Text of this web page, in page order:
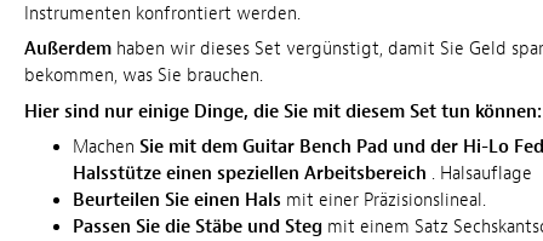
Instrumenten konfrontiert werden.
Außerdem haben wir dieses Set vergünstigt, damit Sie Geld
bekommen, was Sie brauchen.
Hier sind nur einige Dinge, die Sie mit diesem Set tun können:
Machen Sie mit dem Guitar Bench Pad und der Hi-Lo
Halsstütze einen speziellen Arbeitsbereich . Halsauflage
Beurteilen Sie einen Hals mit einer Präzisionslineal.
Passen Sie die Stäbe und Steg mit einem Satz